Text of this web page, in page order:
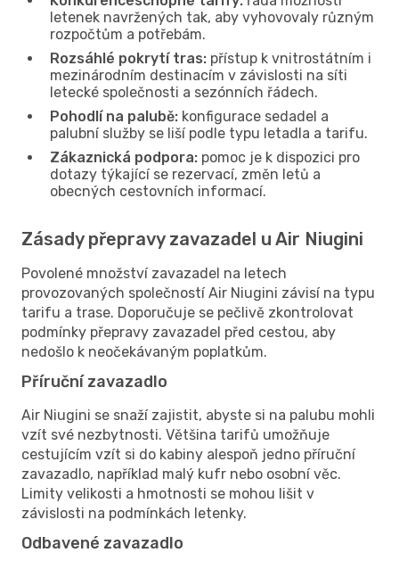
letenek navržených tak, aby vyhovovaly různým
rozpočtům a potřebám.
Rozsáhlé pokrytí tras: přístup k vnitrostátním i
mezinárodním destinacím v závislosti na síti
letecké společnosti a sezónních řádech.
Pohodlí na palubě: konfigurace sedadel a
palubní služby se liší podle typu letadla a tarifu.
Zákaznická podpora: pomoc je k dispozici pro
dotazy týkající se rezervací, změn letů a
obecných cestovních informací.
Zásady přepravy zavazadel u Air Niugini
Povolené množství zavazadel na letech
provozovaných společností Air Niugini závisí na typu
tarifu a trase. Doporučuje se pečlivě zkontrolovat
podmínky přepravy zavazadel před cestou, aby
nedošlo k neočekávaným poplatkům.
Příruční zavazadlo
Air Niugini se snaží zajistit, abyste si na palubu mohli
vzít své nezbytnosti. Většina tarifů umožňuje
cestujícím vzít si do kabiny alespoň jedno příruční
zavazadlo, například malý kufr nebo osobní věc.
Limity velikosti a hmotnosti se mohou lišit v
závislosti na podmínkách letenky.
Odbavené zavazadlo